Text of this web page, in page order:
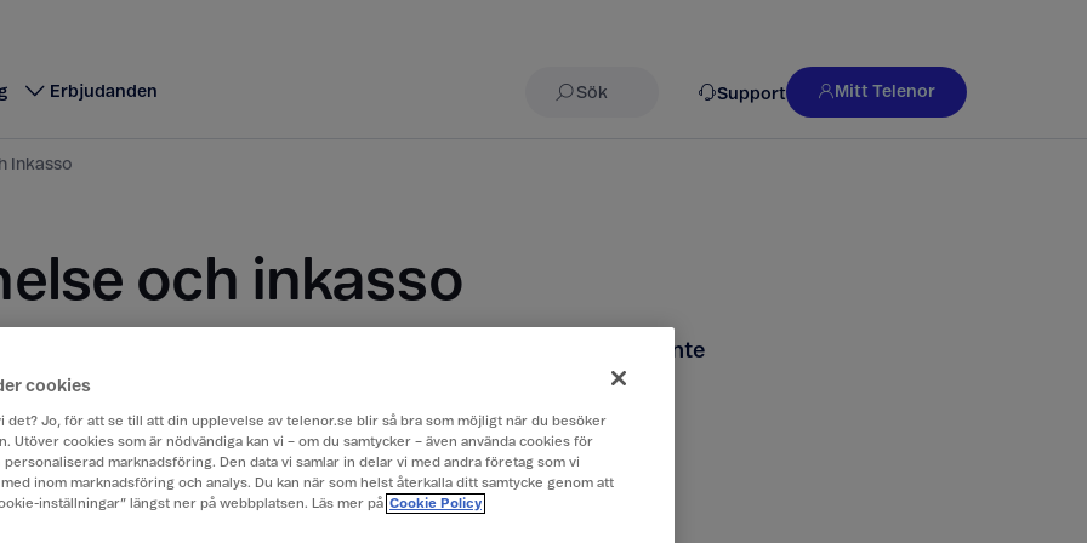
Erbjudanden
Sök Support Mitt Telenor
Inkasso
och inkasso
i tid kommer du att få en påminnelse från oss och om du inte
kan fakturan gå till inkasso.
om din faktura är betalad eller ej.
cookies
det? Jo, för att se till att din upplevelse av telenor.se blir så bra som möjligt när du besöker
Utöver cookies som är nödvändiga kan vi – om du samtycker – även använda cookies för
personaliserad marknadsföring. Den data vi samlar in delar vi med andra företag som vi
inom marknadsföring och analys. Du kan när som helst återkalla ditt samtycke genom att
inställningar” längst ner på webbplatsen. Läs mer på Cookie Policy